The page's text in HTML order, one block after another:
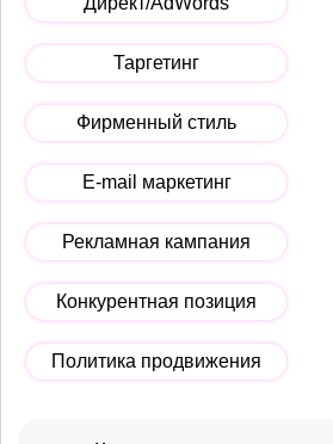
Таргетинг
Фирменный стиль
E-mail маркетинг
Рекламная кампания
Конкурентная позиция
Политика продвижения